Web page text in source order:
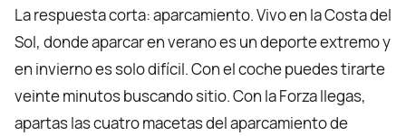
La respuesta corta: aparcamiento. Vivo en la Costa del
Sol, donde aparcar en verano es un deporte extremo y
en invierno es solo difícil. Con el coche puedes tirarte
veinte minutos buscando sitio. Con la Forza llegas,
apartas las cuatro macetas del aparcamiento de